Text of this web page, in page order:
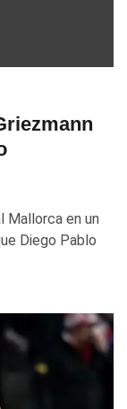
en un
Diego Pablo